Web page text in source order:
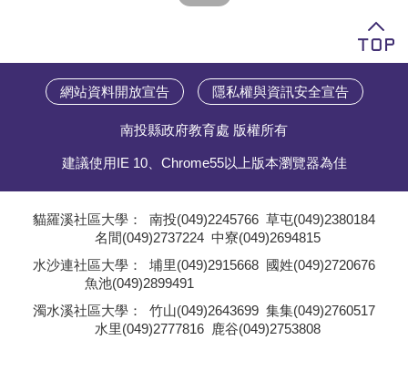
校務行政
網站資料開放宣告 隱私權與資訊安全宣告
南投縣政府教育處 版權所有
建議使用IE 10、Chrome55以上版本瀏覽器為佳
貓羅溪社區大學： 南投(049)2245766 草屯(049)2380184
名間(049)2737224 中寮(049)2694815
水沙連社區大學： 埔里(049)2915668 國姓(049)2720676
魚池(049)2899491
濁水溪社區大學： 竹山(049)2643699 集集(049)2760517
水里(049)2777816 鹿谷(049)2753808